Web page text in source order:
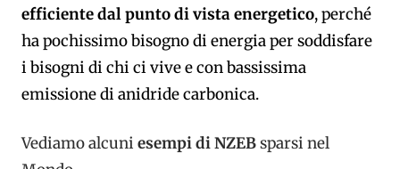
efficiente dal punto di vista energetico, perché
ha pochissimo bisogno di energia per soddisfare
i bisogni di chi ci vive e con bassissima
emissione di anidride carbonica.
Vediamo alcuni esempi di NZEBsparsi nel